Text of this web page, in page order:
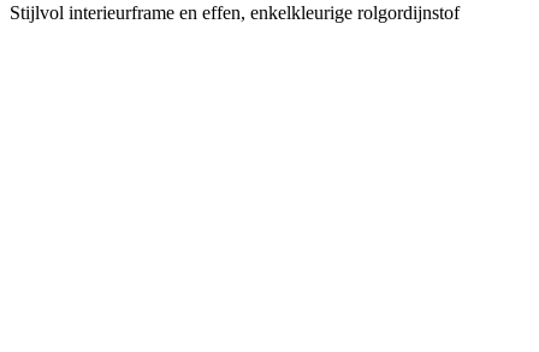
Stijlvol interieurframe en effen, enkelkleurige rolgordijnstof